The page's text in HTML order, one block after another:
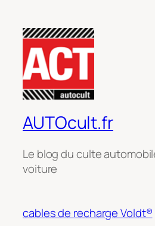
AUTOcult.fr
Le blog du culte
voiture
cables de recharge Voldt®